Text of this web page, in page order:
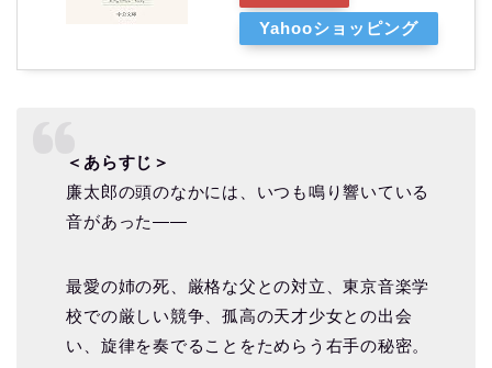
Yahooショッピング
＜あらすじ＞
廉太郎の頭のなかには、いつも鳴り響いている
音があった――
最愛の姉の死、厳格な父との対立、東京音楽学
校での厳しい競争、孤高の天才少女との出会
い、旋律を奏でることをためらう右手の秘密。